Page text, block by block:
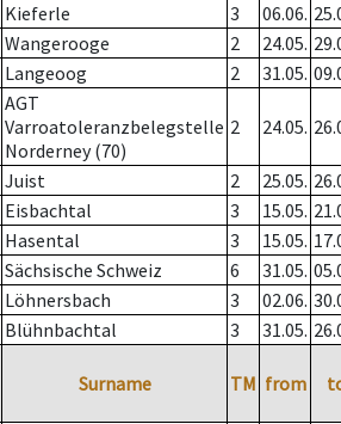
Kieferle 3 06.06.
Wangerooge 2 24.05.
Langeoog 2 31.05.
AGT
Varroatoleranzbelegstelle
Norderney (70)
2 24.05.
Juist 2 25.05.
Eisbachtal 3 15.05.
Hasental 3 15.05.
Sächsische Schweiz 6 31.05.
Löhnersbach 3 02.06.
Blühnbachtal 3 31.05.
Surname TM from